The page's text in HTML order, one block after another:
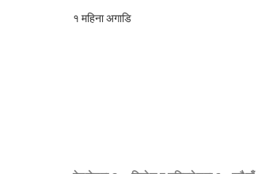
१ महिना अगाडि